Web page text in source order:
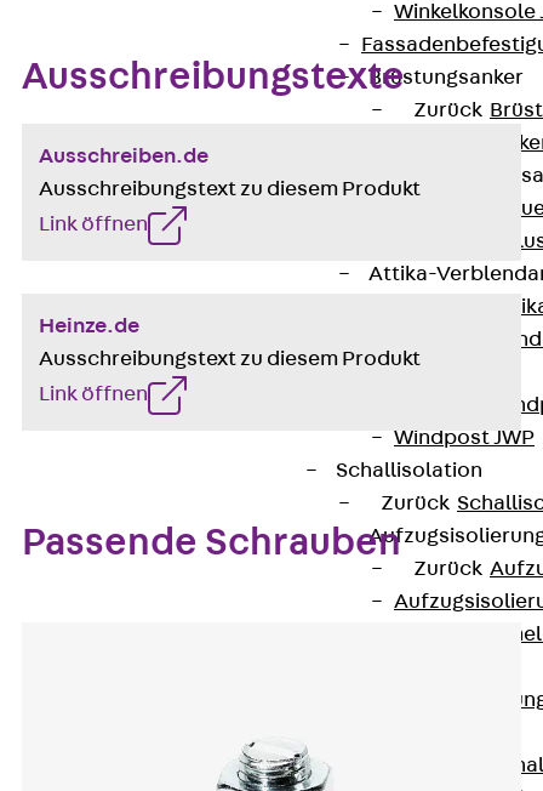
Winkelkonsole
Brüstungsanker
Zurück
Attika-
Windposts
Windpost JWP
Schallisolation
Zurück
Zurück
Ausschreibungstexte
Ausschreiben.de
Ausschreibungstext zu diesem Produkt
Link öffnen
Heinze.de
Ausschreibungstext zu diesem Produkt
Link öffnen
Passende Schrauben